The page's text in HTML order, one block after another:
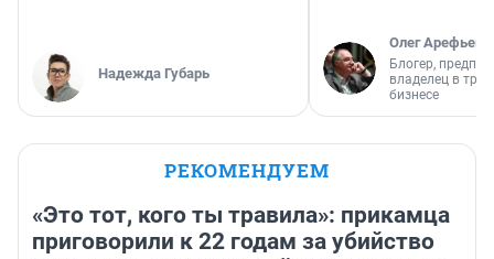
Надежда Губарь
Олег Арефьев
Блогер,
владелец в
бизнесе
РЕКОМЕНДУЕМ
«Это тот, кого ты травила»: прикамца
приговорили к 22 годам за убийство